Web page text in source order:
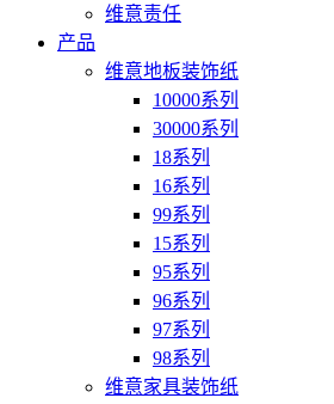
维意责任
产品
维意地板装饰纸
10000系列
30000系列
18系列
16系列
99系列
15系列
95系列
96系列
97系列
98系列
维意家具装饰纸